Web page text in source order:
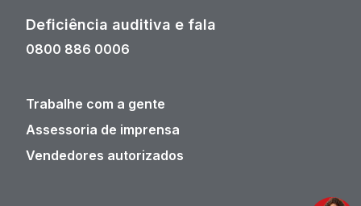
Deficiência auditiva e fala
0800 886 0006
Trabalhe com a gente
Assessoria de imprensa
Vendedores autorizados